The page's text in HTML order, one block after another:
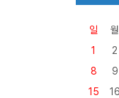
일
월
1
2
8
9
15